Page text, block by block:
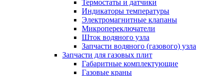
Термостаты и датчики
Индикаторы температуры
Электромагнитные клапаны
Микропереключатели
Шток водяного узла
Запчасти водяного (газового) узла
Запчасти для газовых плит
Габаритные комплектующие
Газовые краны